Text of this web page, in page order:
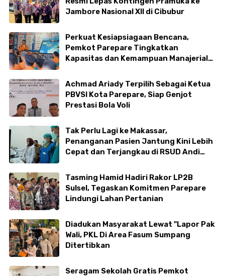
Jambore Nasional XII di Cibubur
Perkuat Kesiapsiagaan Bencana,
Pemkot Parepare Tingkatkan
Kapasitas dan Kemampuan Manajerial
Achmad Ariady Terpilih Sebagai Ketua
PBVSI Kota Parepare, Siap Genjot
Prestasi Bola Voli
Tak Perlu Lagi ke Makassar,
Penanganan Pasien Jantung Kini Lebih
Cepat dan Terjangkau di RSUD Andi
Tasming Hamid Hadiri Rakor LP2B
Sulsel, Tegaskan Komitmen Parepare
Lindungi Lahan Pertanian
Diadukan Masyarakat Lewat "Lapor Pak
Wali, PKL Di Area Fasum Sumpang
Ditertibkan
Seragam Sekolah Gratis Pemkot